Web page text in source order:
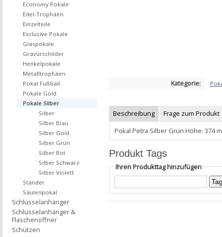
Kategorie:
Beschreibung
Frage zum Produkt
Pokal Petra Silber Grün Höhe: 374
Produkt Tags
Ihren Produkttag hinzufügen
Economy Pokale
Edel-Trophäen
Einzelteile
Exclusive Pokale
Glaspokale
Gravurschilder
Henkelpokale
Metalltrophäen
Pokal Fußball
Pokale Gold
Pokale Silber
Silber
Silber Blau
Silber Gold
Silber Grün
Silber Rot
Silber Schwarz
Silber Violett
Ständer
Säulenpokal
Schlüsselanhänger
Schlüsselanhänger &
Flaschenöffner
Schützen